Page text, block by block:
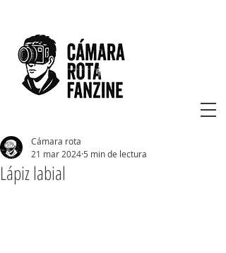
Lápiz labial
Cámara rota
21 mar 2024 5 min de lectura